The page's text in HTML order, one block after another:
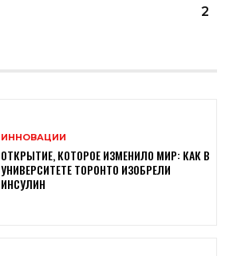
2
ИННОВАЦИИ
ОТКРЫТИЕ, КОТОРОЕ ИЗМЕНИЛО МИР: КАК В
УНИВЕРСИТЕТЕ ТОРОНТО ИЗОБРЕЛИ
ИНСУЛИН